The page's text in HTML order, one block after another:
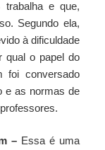
e que,
Segundo ela,
à dificuldade
qual o papel do
foi conversado
e as normas de
– Essa é uma